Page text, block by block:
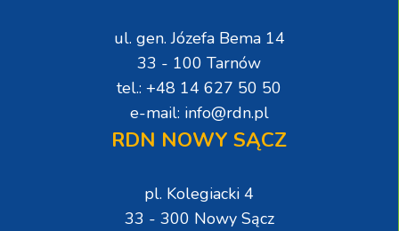
ul. gen. Józefa Bema 14
33 - 100 Tarnów
tel.: +48 14 627 50 50
e-mail: info@rdn.pl
RDN NOWY SĄCZ
pl. Kolegiacki 4
33 - 300 Nowy Sącz